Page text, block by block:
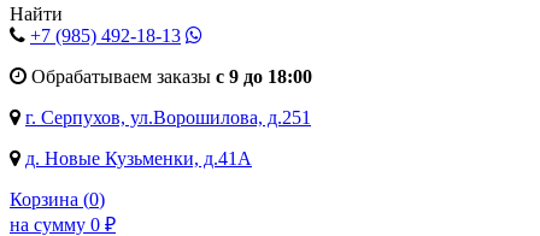
Найти
+7 (985) 492-18-13
Обрабатываем заказы с 9 до 18:00
г. Серпухов, ул.Ворошилова, д.251
д. Новые Кузьменки, д.41А
Корзина (0)
на сумму 0 ₽